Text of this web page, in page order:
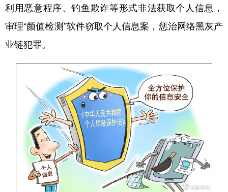
利用恶意程序、钓鱼欺诈等形式非法获取个人信息，
审理“颜值检测”软件窃取个人信息案，惩治网络黑灰产
业链犯罪。